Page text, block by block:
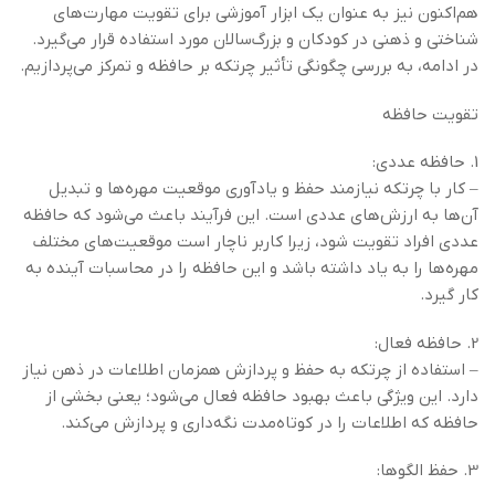
هم‌اکنون نیز به عنوان یک ابزار آموزشی برای تقویت مهارت‌های
شناختی و ذهنی در کودکان و بزرگ‌سالان مورد استفاده قرار می‌گیرد.
در ادامه، به بررسی چگونگی تأثیر چرتکه بر حافظه و تمرکز می‌پردازیم.
تقویت حافظه
1. حافظه عددی:
– کار با چرتکه نیازمند حفظ و یادآوری موقعیت مهره‌ها و تبدیل
آن‌ها به ارزش‌های عددی است. این فرآیند باعث می‌شود که حافظه
عددی افراد تقویت شود، زیرا کاربر ناچار است موقعیت‌های مختلف
مهره‌ها را به یاد داشته باشد و این حافظه را در محاسبات آینده به
کار گیرد.
2. حافظه فعال:
– استفاده از چرتکه به حفظ و پردازش همزمان اطلاعات در ذهن نیاز
دارد. این ویژگی باعث بهبود حافظه فعال می‌شود؛ یعنی بخشی از
حافظه که اطلاعات را در کوتاه‌مدت نگه‌داری و پردازش می‌کند.
3. حفظ الگوها: